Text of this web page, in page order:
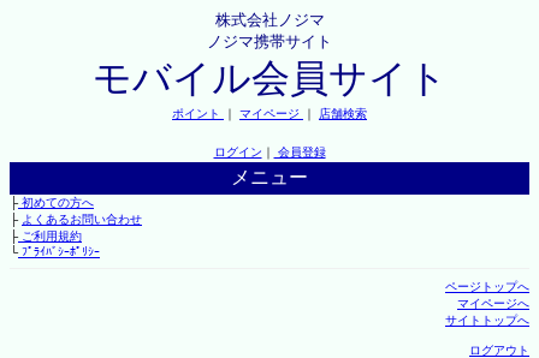
株式会社ノジマ
ノジマ携帯サイト
モバイル会員サイト
ポイント ｜ マイページ ｜ 店舗検索
ログイン ｜ 会員登録
メニュー
├初めての方へ
├ よくあるお問い合わせ
├ご利用規約
└ﾌﾟﾗｲﾊﾞｼｰﾎﾟﾘｼｰ
ページトップへ
マイページへ
サイトトップへ
ログアウト